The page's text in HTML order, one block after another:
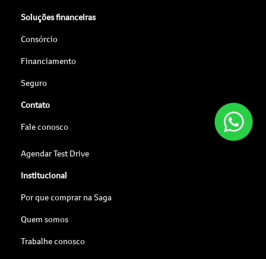
Soluções financeiras
Consórcio
Financiamento
Seguro
Contato
Fale conosco
Agendar Test Drive
Institucional
Por que comprar na Saga
Quem somos
Trabalhe conosco